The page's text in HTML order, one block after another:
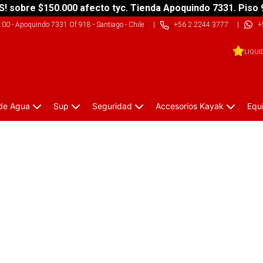
sobre $150.000 afecto tyc. Tienda Apoquindo 7331. Piso
- Apoquindo 7331 Of 918 - Santiago - Chile| +56 2 2244 3777 |
Agua Sup Seguridad Accesorios Kayak